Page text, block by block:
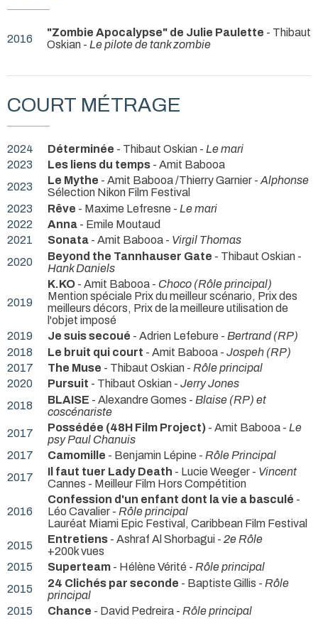
2016 "Zombie Apocalypse" de Julie Paulette - Thibaut
Oskian - Le pilote de tank zombie
COURT MÉTRAGE
2024 Déterminée - Thibaut Oskian - Le mari
2023
Les liens du temps - Amit Babooa
2023
Le Mythe - Amit Babooa /Thierry Garnier -Alphonse
Sélection Nikon Film Festival
2023
Rêve - Maxime Lefresne - Le mari
2022
Anna - Emile Moutaud
2021
Sonata - Amit Babooa - Virgil Thomas
2020
Beyond the Tannhauser Gate - Thibaut Oskian -
Hank Daniels
2019
K.KO - Amit Babooa - Choco (Rôle principal)
Mention spéciale Prix du meilleur scénario, Prix des
meilleurs décors, Prix de la meilleure utilisation de
l'objet imposé
2019
Je suis secoué - Adrien Lefebure - Bertrand (RP)
2018
Le bruit qui court - Amit Babooa - Jospeh (RP)
2017
The Muse - Thibaut Oskian - Rôle principal
2020
Pursuit - Thibaut Oskian - Jerry Jones
2018
BLAISE - Alexandre Gomes - Blaise (RP) et
coscénariste
2017
Possédée (48H Film Project) - Amit Babooa - Le
psy Paul Chanuis
2017
Camomille - Benjamin Lépine - Rôle Principal
2017
Il faut tuer Lady Death - Lucie Weeger - Vincent
Cannes - Meilleur Film Hors Compétition
2016
Confession d'un enfant dont la vie a basculé -
Léo Cavalier - Rôle principal
Lauréat Miami Epic Festival, Caribbean Film Festival
2015
Entretiens - Ashraf Al Shorbagui - 2e Rôle
+200k vues
2015
Superteam - Hélène Vérité - Rôle principal
2015
24 Clichés par seconde - Baptiste Gillis - Rôle
principal
2015
Chance - David Pedreira - Rôle principal